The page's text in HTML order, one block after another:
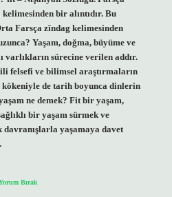
Farsça zīndag kelimesinden
Yaşam, doğma, büyüme ve
varlıkların sürecine verilen addır.
felsefi ve bilimsel araştırmaların
de tarih boyunca dinlerin
ne demek? Fit bir yaşam,
bir yaşam sürmek ve
davranışlarla yaşamaya davet
Bırak